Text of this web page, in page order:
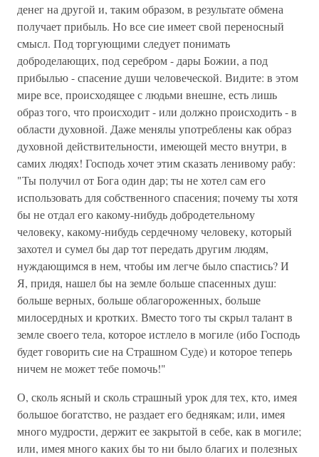
денег на другой и, таким образом, в результате обмена
получает прибыль. Но все сие имеет свой переносный
смысл. Под торгующими следует понимать
доброделающих, под серебром - дары Божии, а под
прибылью - спасение души человеческой. Видите: в этом
мире все, происходящее с людьми внешне, есть лишь
образ того, что происходит - или должно происходить - в
области духовной. Даже менялы употреблены как образ
духовной действительности, имеющей место внутри, в
самих людях! Господь хочет этим сказать ленивому рабу:
"Ты получил от Бога один дар; ты не хотел сам его
использовать для собственного спасения; почему ты хотя
бы не отдал его какому-нибудь добродетельному
человеку, какому-нибудь сердечному человеку, который
захотел и сумел бы дар тот передать другим людям,
нуждающимся в нем, чтобы им легче было спастись? И
Я, придя, нашел бы на земле больше спасенных душ:
больше верных, больше облагороженных, больше
милосердных и кротких. Вместо того ты скрыл талант в
земле своего тела, которое истлело в могиле (ибо Господь
будет говорить сие на Страшном Суде) и которое теперь
ничем не может тебе помочь!"
О, сколь ясный и сколь страшный урок для тех, кто, имея
большое богатство, не раздает его беднякам; или, имея
много мудрости, держит ее закрытой в себе, как в могиле;
или, имея много каких бы то ни было благих и полезных